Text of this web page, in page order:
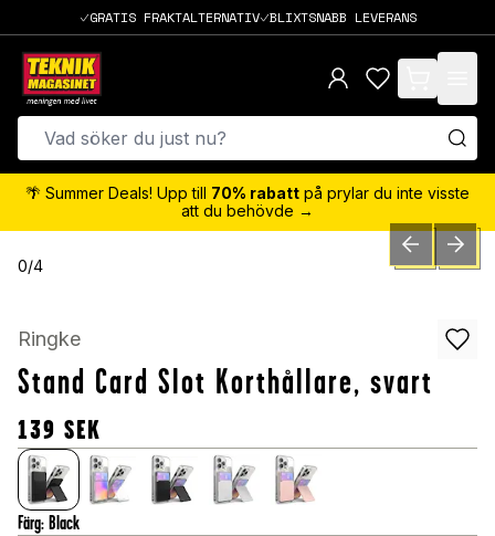
GRATIS FRAKTALTERNATIV BLIXTSNABB LEVERANS
items in cart,
🌴 Summer Deals! Upp till 70% rabatt på prylar du inte visste
att du behövde →
0/4 PREVIOUSNEXT
Ringke
Stand Card Slot Korthållare, svart
139 SEK
Färg: Black